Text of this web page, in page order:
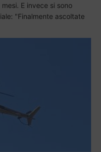
E invece si sono
"Finalmente ascoltate